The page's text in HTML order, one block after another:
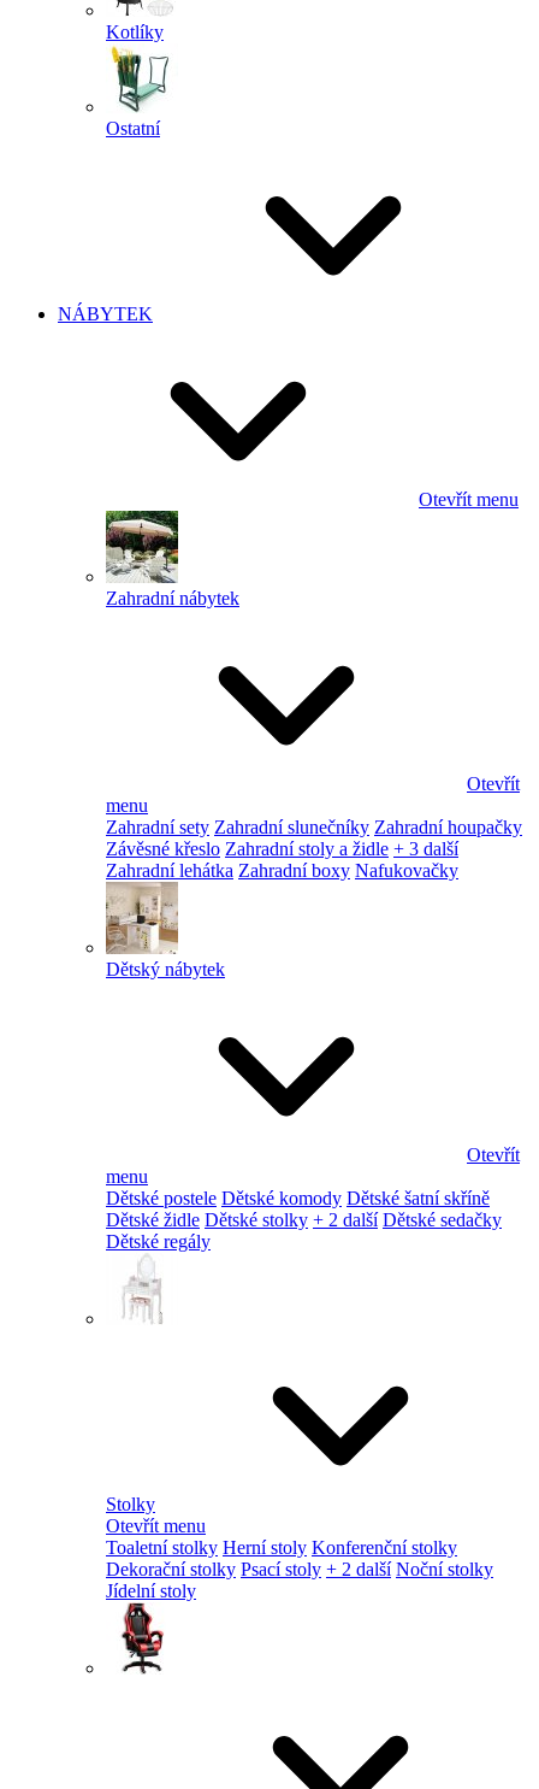
Kotlíky
Ostatní
NÁBYTEK
Otevřít menu
Zahradní nábytek
Otevřít
menu
Zahradní sety Zahradní slunečníky Zahradní houpačky
Závěsné křeslo Zahradní stoly a židle + 3 další
Zahradní lehátka Zahradní boxy Nafukovačky
Dětský nábytek
Otevřít
menu
Dětské postele Dětské komody Dětské šatní skříně
Dětské židle Dětské stolky + 2 další Dětské sedačky
Dětské regály
Stolky
Otevřít menu
Toaletní stolky Herní stoly Konferenční stolky
Dekorační stolky Psací stoly + 2 další Noční stolky
Jídelní stoly